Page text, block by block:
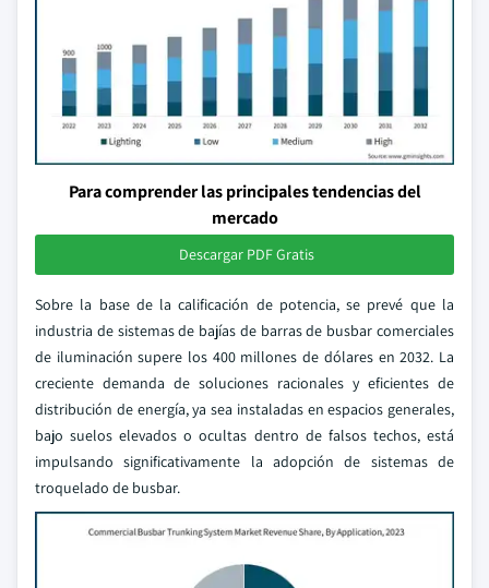
Para comprender las principales tendencias del
mercado
Descargar PDF Gratis
Sobre la base de la calificación de potencia, se prevé que la
industria de sistemas de bajías de barras de busbar comerciales
de iluminación supere los 400 millones de dólares en 2032. La
creciente demanda de soluciones racionales y eficientes de
distribución de energía, ya sea instaladas en espacios generales,
bajo suelos elevados o ocultas dentro de falsos techos, está
impulsando significativamente la adopción de sistemas de
troquelado de busbar.